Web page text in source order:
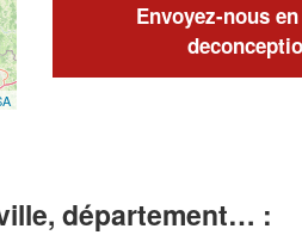
Envoyez-nous
département… :